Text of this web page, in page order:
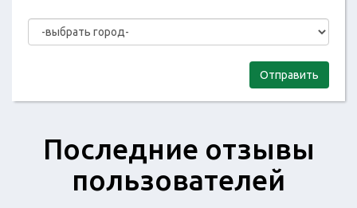
Отправить
Последние отзывы
пользователей